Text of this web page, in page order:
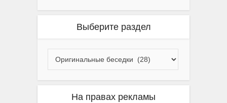
Выберите раздел
На правах рекламы